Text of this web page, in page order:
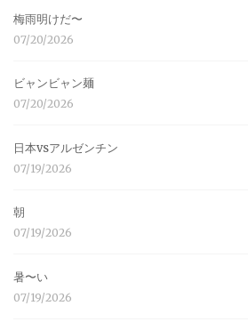
梅雨明けだ〜
07/20/2026
ビャンビャン麺
07/20/2026
日本vsアルゼンチン
07/19/2026
朝
07/19/2026
暑〜い
07/19/2026